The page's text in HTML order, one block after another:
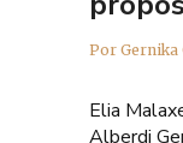
Por Gernika
Elia
Alberdi